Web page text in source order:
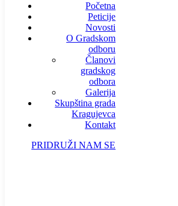
Početna
Peticije
Novosti
O Gradskom
odboru
Članovi
gradskog
odbora
Galerija
Skupština grada
Kragujevca
Kontakt
PRIDRUŽI NAM SE